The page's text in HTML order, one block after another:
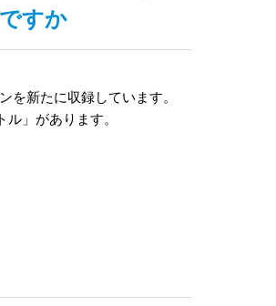
すか
を新たに収録しています。
」があります。